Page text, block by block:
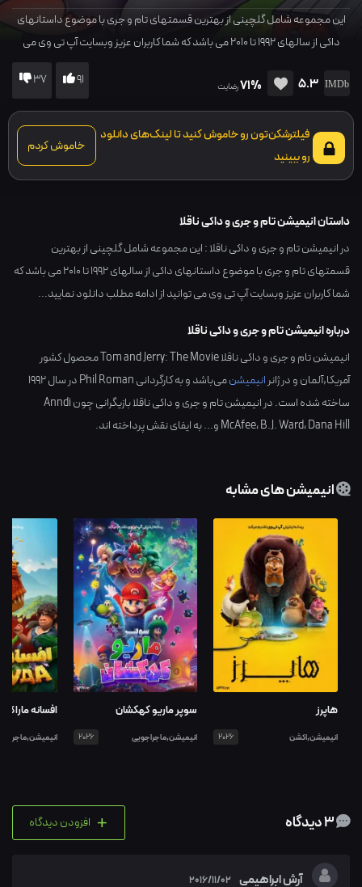
این مجموعه شامل گلچینی از بهترین قسمتهای تام و جری با موضوع داستانهای
داکی از سالهای 1992 تا 2010 می باشد که شما کاربران عزیز وبسایت آپ تی وی می
5.3
71%رضایت 91
37
فیلترشکن‌تون رو خاموش کنید تا لینک‌های دانلود
رو ببینید
خاموش کردم
داستان انیمیشن تام و جری و داکی ناقلا
در انیمیشن تام و جری و داکی ناقلا : این مجموعه شامل گلچینی از بهترین
قسمتهای تام و جری با موضوع داستانهای داکی از سالهای 1992 تا 2010 می باشد که
شما کاربران عزیز وبسایت آپ تی وی می توانید از ادامه مطلب دانلود نمایید...
درباره انیمیشن تام و جری و داکی ناقلا
انیمیشن تام و جری و داکی ناقلا Tom and Jerry: The Movie محصول کشور
آمریکا,آلمانو در ژانرانیمیشنمی‌باشد و به کارگردانیPhil Romanدر سال1992
ساخته شده است. در انیمیشن تام و جری و داکی ناقلا بازیگرانی چونAnndi
McAfee،B.J. Ward،Dana Hill و... به ایفای نقش پرداخته اند.
انیمیشن های مشابه
هاپرز
انیمیشن,اکشن 2026
سوپر ماریو کهکشان
انیمیشن,ماجراجویی 2026
افسانه
+ افزودن دیدگاه
آرش ابراهیمی 2016/11/02